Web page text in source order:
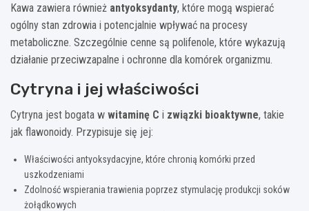
Kawa zawiera również antyoksydanty, które mogą wspierać
ogólny stan zdrowia i potencjalnie wpływać na procesy
metaboliczne. Szczególnie cenne są polifenole, które wykazują
działanie przeciwzapalne i ochronne dla komórek organizmu.
Cytryna i jej właściwości
Cytryna jest bogata w witaminę C i związki bioaktywne, takie
jak flawonoidy. Przypisuje się jej:
Właściwości antyoksydacyjne, które chronią komórki przed
uszkodzeniami
Zdolność wspierania trawienia poprzez stymulację produkcji soków
żołądkowych